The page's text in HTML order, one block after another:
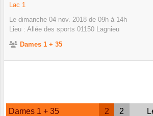
Lac 1
Le dimanche 04 nov. 2018 de 09h à 14h
Lieu : Allée des sports 01150 Lagnieu
Dames 1 + 35
Dames 1 + 35 2 2